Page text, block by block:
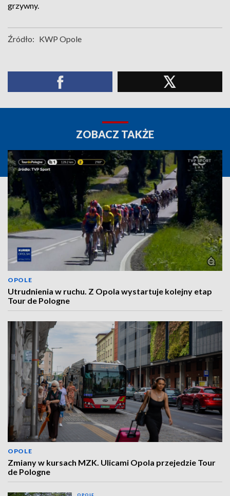
grzywny.
Źródło: KWP Opole
ZOBACZ TAKŻE
OPOLE
Utrudnienia w ruchu. Z Opola wystartuje kolejny etap
Tour de Pologne
OPOLE
Zmiany w kursach MZK. Ulicami Opola przejedzie Tour
de Pologne
OPOLE